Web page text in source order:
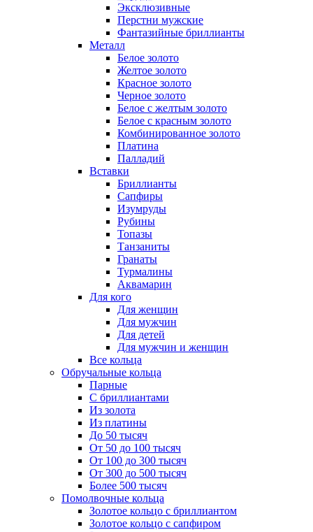
Эксклюзивные
Перстни мужские
Фантазийные бриллианты
Металл
Белое золото
Желтое золото
Красное золото
Черное золото
Белое с желтым золото
Белое с красным золото
Комбинированное золото
Платина
Палладий
Вставки
Бриллианты
Сапфиры
Изумруды
Рубины
Топазы
Танзаниты
Гранаты
Турмалины
Аквамарин
Для кого
Для женщин
Для мужчин
Для детей
Для мужчин и женщин
Все кольца
Обручальные кольца
Парные
С бриллиантами
Из золота
Из платины
До 50 тысяч
От 50 до 100 тысяч
От 100 до 300 тысяч
От 300 до 500 тысяч
Более 500 тысяч
Помолвочные кольца
Золотое кольцо с бриллиантом
Золотое кольцо с сапфиром